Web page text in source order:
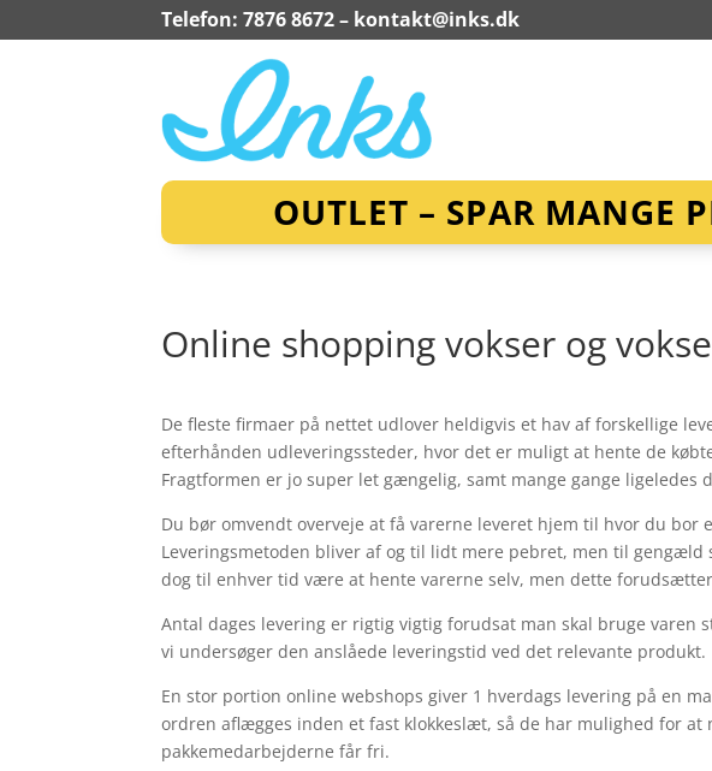
Telefon: 7876 8672 – kontakt@inks.dk
OUTLET – SPAR MANGE
Online shopping vokser og
De fleste firmaer på nettet udlover heldigvis et hav af forskellige
efterhånden udleveringssteder, hvor det er muligt at hente de
Fragtformen er jo super let gængelig, samt mange gange ligeledes
Du bør omvendt overveje at få varerne leveret hjem til hvor du bor
Leveringsmetoden bliver af og til lidt mere pebret, men til
dog til enhver tid være at hente varerne selv, men dette
Antal dages levering er rigtig vigtig forudsat man skal bruge varen
vi undersøger den anslåede leveringstid ved det relevante produkt.
En stor portion online webshops giver 1 hverdags levering på en
ordren aflægges inden et fast klokkeslæt, så de har mulighed for
pakkemedarbejderne får fri.